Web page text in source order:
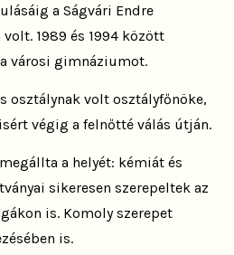
a Ságvári Endre
1989 és 1994 között
városi gimnáziumot.
osztálynak volt osztályfőnöke,
végig a felnőtté válás útján.
a helyét: kémiát és
sikeresen szerepeltek az
is. Komoly szerepet
is.